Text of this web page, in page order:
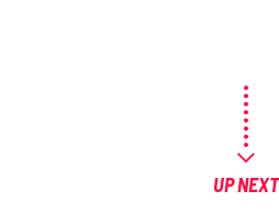
UP NEXT